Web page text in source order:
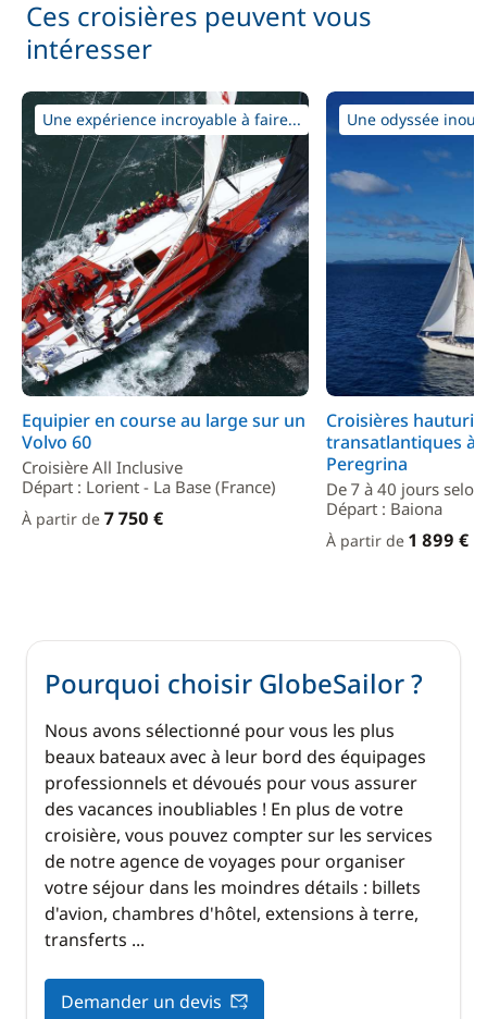
Ces croisières peuvent vous
intéresser
Une expérience incroyable à faire...
Equipier en course au large sur un
Volvo 60
Croisière All Inclusive
Départ : Lorient - La Base (France)
À partir de 7 750 €
Une odyssée
Croisières
transatlantiques à
Peregrina
De 7 à 40 jours
Départ : Baiona
À partir de 1 899 €
Pourquoi choisir GlobeSailor ?
Nous avons sélectionné pour vous les plus
beaux bateaux avec à leur bord des équipages
professionnels et dévoués pour vous assurer
des vacances inoubliables ! En plus de votre
croisière, vous pouvez compter sur les services
de notre agence de voyages pour organiser
votre séjour dans les moindres détails : billets
d'avion, chambres d'hôtel, extensions à terre,
transferts ...
Demander un devis